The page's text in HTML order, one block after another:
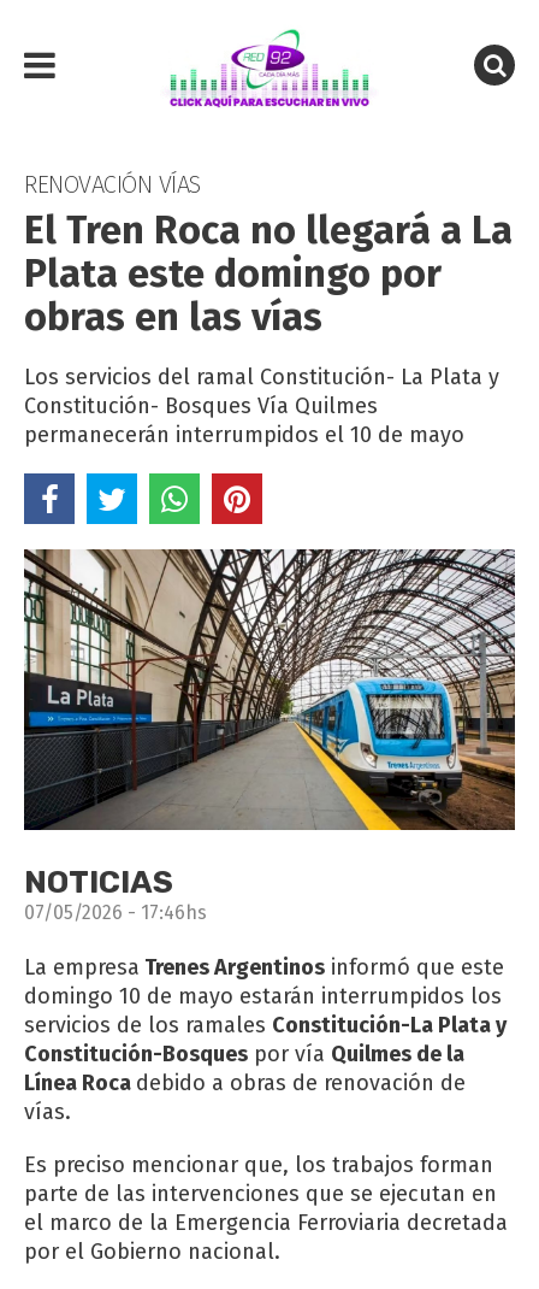
RENOVACIÓN VÍAS
El Tren Roca no llegará a La
Plata este domingo por
obras en las vías
Los servicios del ramal Constitución- La Plata y
Constitución- Bosques Vía Quilmes
permanecerán interrumpidos el 10 de mayo
NOTICIAS
07/05/2026 - 17:46hs
La empresa Trenes Argentinos informó que este
domingo 10 de mayo estarán interrumpidos los
servicios de los ramales Constitución-La Plata y
Constitución-Bosques por vía Quilmes de la
Línea Roca debido a obras de renovación de
vías.
Es preciso mencionar que, los trabajos forman
parte de las intervenciones que se ejecutan en
el marco de la Emergencia Ferroviaria decretada
por el Gobierno nacional.